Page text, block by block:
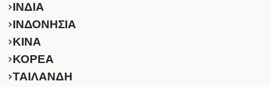
ΙΝΔΙΑ
ΙΝΔΟΝΗΣΙΑ
ΚINA
ΚΟΡΕΑ
ΤΑΙΛΑΝΔΗ